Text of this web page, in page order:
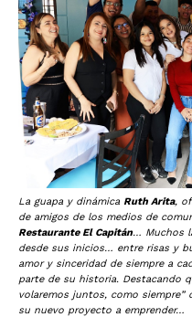
La guapa y dinámica Ruth Arita,
de amigos de los medios de
Restaurante El Capitán… Muchos
desde sus inicios… entre risas y
amor y sinceridad de siempre a
parte de su historia. Destacando
volaremos juntos, como siempre”
su nuevo proyecto a emprender…